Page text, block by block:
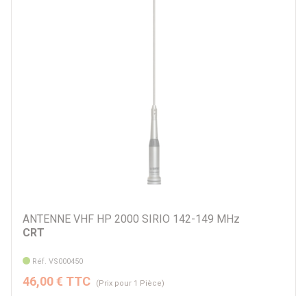
ANTENNE VHF HP 2000 SIRIO 142-149 MHz
CRT
Réf. VS000450
46,00 € TTC (Prix pour 1 Pièce)